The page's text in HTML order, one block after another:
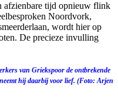
afzienbare tijd opnieuw flink
Noordvork,
wordt hier op
De precieze invulling
van Griekspoor de ontbrekende
hij daarbij voor lief. (Foto: Arjen